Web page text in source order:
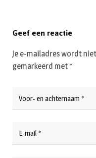
Geef een reactie
Je e-mailadres wordt
gemarkeerd met *